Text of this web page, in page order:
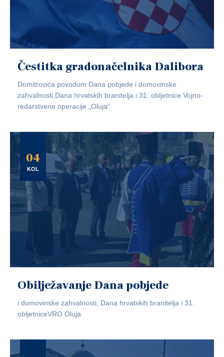
Čestitka gradonačelnika Dalibora
Domitrovića povodom Dana pobjede i domovinske
zahvalnosti,Dana hrvatskih branitelja i 31. obljetnice Vojno-
redarstvene operacije „Oluja“
04
KOL
Obilježavanje Dana pobjede
i domovinske zahvalnosti, Dana hrvatskih branitelja i 31.
obljetniceVRO Oluja